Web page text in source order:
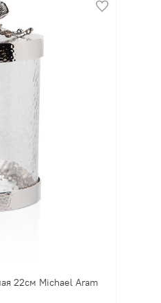
22см Michael Aram